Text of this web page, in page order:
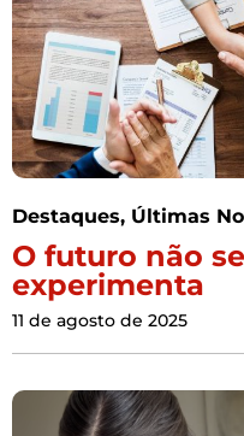
Destaques, Últimas
O futuro não
experimenta
11 de agosto de 2025